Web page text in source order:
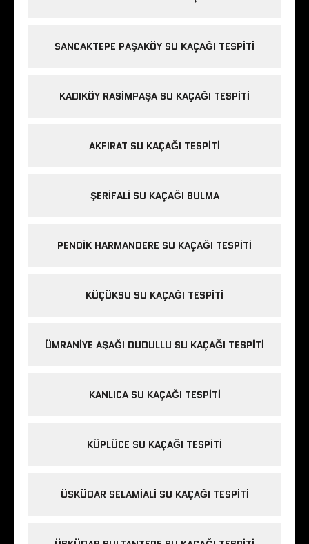
SANCAKTEPE PAŞAKÖY SU KAÇAĞI TESPITI
KADIKÖY RASIMPAŞA SU KAÇAĞI TESPITI
AKFIRAT SU KAÇAĞI TESPITI
ŞERIFALI SU KAÇAĞI BULMA
PENDIK HARMANDERE SU KAÇAĞI TESPITI
KÜÇÜKSU SU KAÇAĞI TESPITI
ÜMRANIYE AŞAĞI DUDULLU SU KAÇAĞI TESPITI
KANLICA SU KAÇAĞI TESPITI
KÜPLÜCE SU KAÇAĞI TESPITI
ÜSKÜDAR SELAMIALI SU KAÇAĞI TESPITI